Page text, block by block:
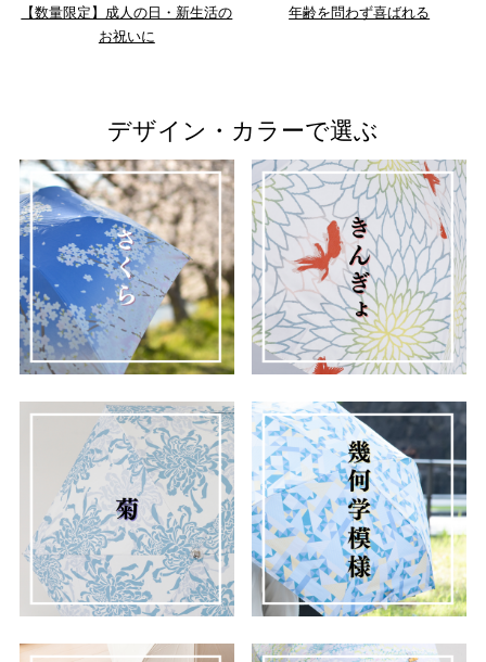
【数量限定】成人の日・新生活の
お祝いに
年齢を問わず喜ばれる
デザイン・カラーで選ぶ